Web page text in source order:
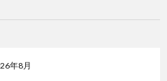
年8月